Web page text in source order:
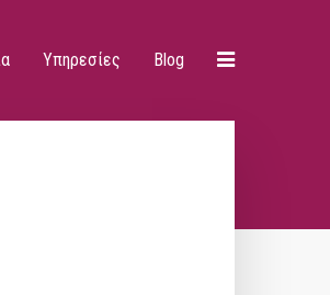
Υπηρεσίες Blog